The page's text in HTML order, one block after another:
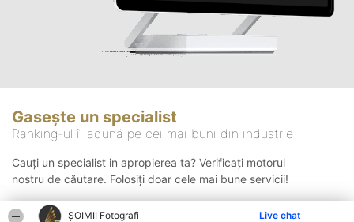
ȘOIMII Fotografi Live chat
Gasește un specialist
Ranking-ul îi adună pe cei mai buni din industrie
Cauți un specialist in apropierea ta? Verificați motorul
nostru de căutare. Folosiți doar cele mai bune servicii!